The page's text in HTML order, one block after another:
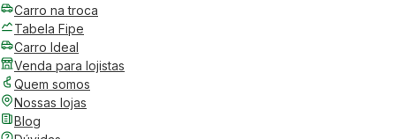
Carro na troca
Tabela Fipe
Carro Ideal
Venda para lojistas
Quem somos
Nossas lojas
Blog